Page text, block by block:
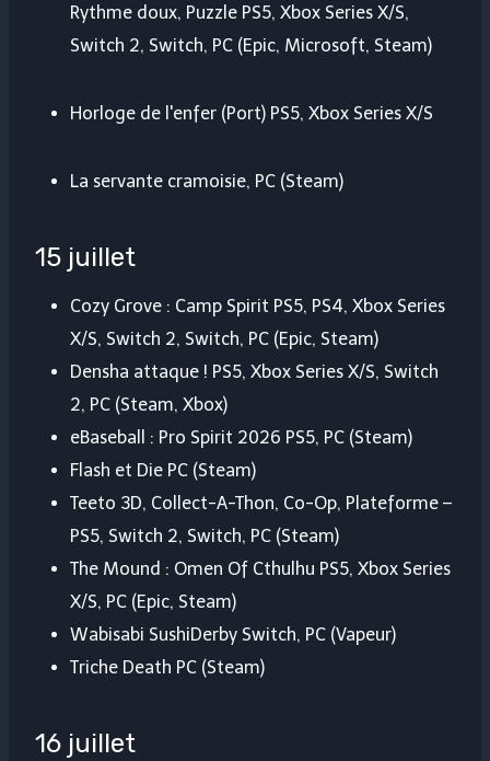
Rythme doux, Puzzle PS5, Xbox Series X/S,
Switch 2, Switch, PC (Epic, Microsoft, Steam)
Horloge de l'enfer (Port) PS5, Xbox Series X/S
La servante cramoisie, PC (Steam)
15 juillet
Cozy Grove : Camp Spirit PS5, PS4, Xbox Series
X/S, Switch 2, Switch, PC (Epic, Steam)
Densha attaque ! PS5, Xbox Series X/S, Switch
2, PC (Steam, Xbox)
eBaseball : Pro Spirit 2026 PS5, PC (Steam)
Flash et Die PC (Steam)
Teeto 3D, Collect-A-Thon, Co-Op, Plateforme –
PS5, Switch 2, Switch, PC (Steam)
The Mound : Omen Of Cthulhu PS5, Xbox Series
X/S, PC (Epic, Steam)
Wabisabi SushiDerby Switch, PC (Vapeur)
Triche Death PC (Steam)
16 juillet